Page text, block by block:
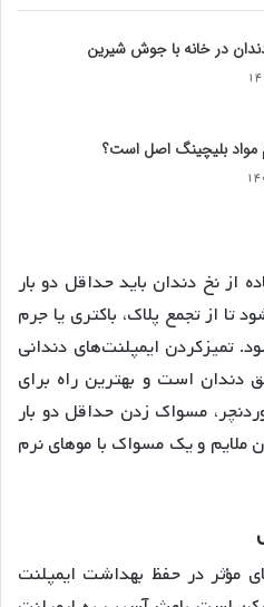
در خانه با جوش شیرین
مواد بلیچینگ اصل است؟
نخ دندان باید حداقل دو بار
از تجمع پلاک، باکتری یا جرم
. تمیزکردن ایمپلنت‌های دندانی
است و بهترین راه برای
مسواک زدن حداقل دو بار
ملایم و یک مسواک با موهای نرم
مؤثر در حفظ بهداشت ایمپلنت